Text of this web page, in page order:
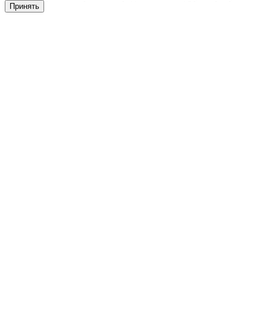
Принять